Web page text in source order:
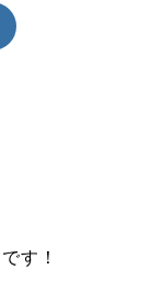
す！